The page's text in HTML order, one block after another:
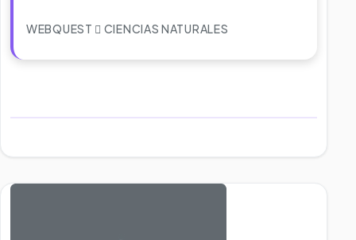
WEBQUEST CIENCIAS NATURALES